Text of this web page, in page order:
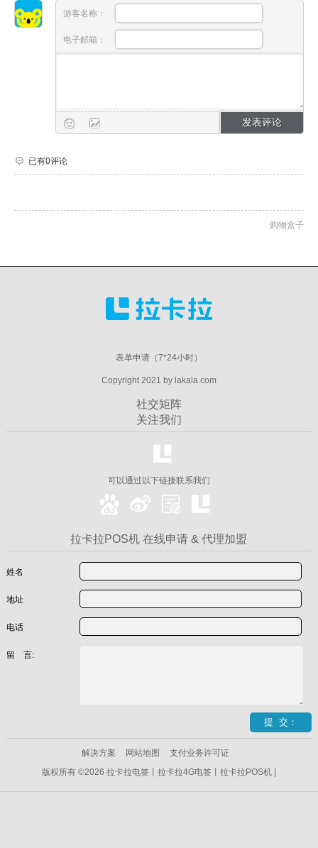
游客名称：
电子邮箱：
已有0评论
购物盒子
表单申请（7*24小时）
Copyright 2021 by lakala.com
社交矩阵
关注我们
可以通过以下链接联系我们
拉卡拉POS机 在线申请 & 代理加盟
姓名
地址
电话
留 言:
解决方案 网站地图
支付业务许可证
版权所有 ©2026 拉卡拉电签丨拉卡拉4G电签丨拉卡拉POS机 |